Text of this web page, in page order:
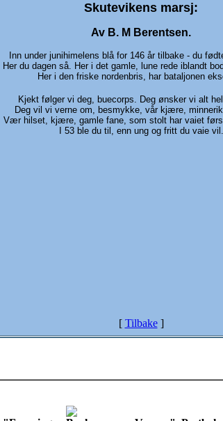
Skutevikens marsj:
Av B. M Berentsen.
Inn under junihimelens blå for 146 år tilbake - du
Her du dagen så. Her i det gamle, lune rede iblandt
Her i den friske nordenbris, har bataljonen
Kjekt følger vi deg, buecorps. Deg ønsker vi alt
Deg vil vi verne om, besmykke, vår kjære,
Vær hilset, kjære, gamle fane, som stolt har vaiet
I 53 ble du til, enn ung og fritt du vaie vil.
[ Tilbake]